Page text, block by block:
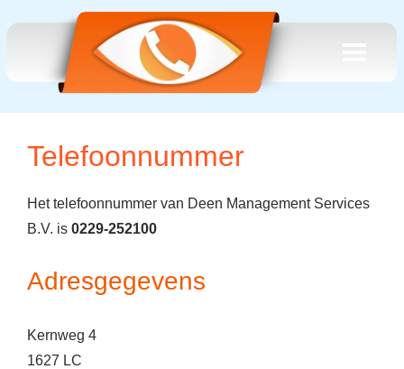
Telefoonnummer
Het telefoonnummer van Deen Management Services
B.V. is 0229-252100
Adresgegevens
Kernweg 4
1627 LC